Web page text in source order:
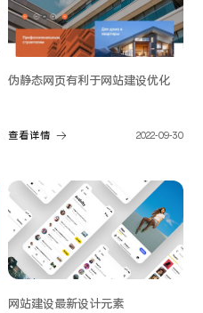
伪静态网页有利于网站建设优化
查看详情 2022-09-30
网站建设最新设计元素